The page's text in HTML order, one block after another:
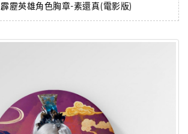
霹靂英雄角色胸章-素還真(電影版)